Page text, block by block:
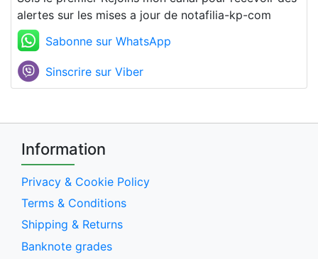
alertes sur les mises a jour de notafilia-kp-com
Sabonne sur WhatsApp
Sinscrire sur Viber
Information
Privacy & Cookie Policy
Terms & Conditions
Shipping & Returns
Banknote grades